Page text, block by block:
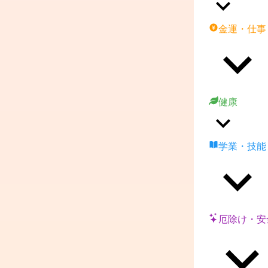
金運・仕事
健康
学業・技能
厄除け・